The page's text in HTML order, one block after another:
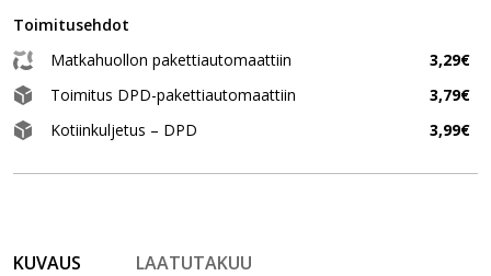
Toimitusehdot
Matkahuollon pakettiautomaattiin
3,29€
Toimitus DPD-pakettiautomaattiin
3,79€
Kotiinkuljetus – DPD
3,99€
KUVAUS LAATUTAKUU